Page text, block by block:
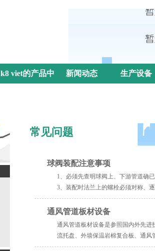
k8 viet的产品中 新闻动态 生产设备
常见问题
球阀装配注意事项
1、必须先查明球阀上、下游管道确
3、装配时法兰上的螺栓必须对称、
通风管道板材设备
通风管道板材设备是参照国内外先
流托盘、外墙保温岩棉复合板、通风